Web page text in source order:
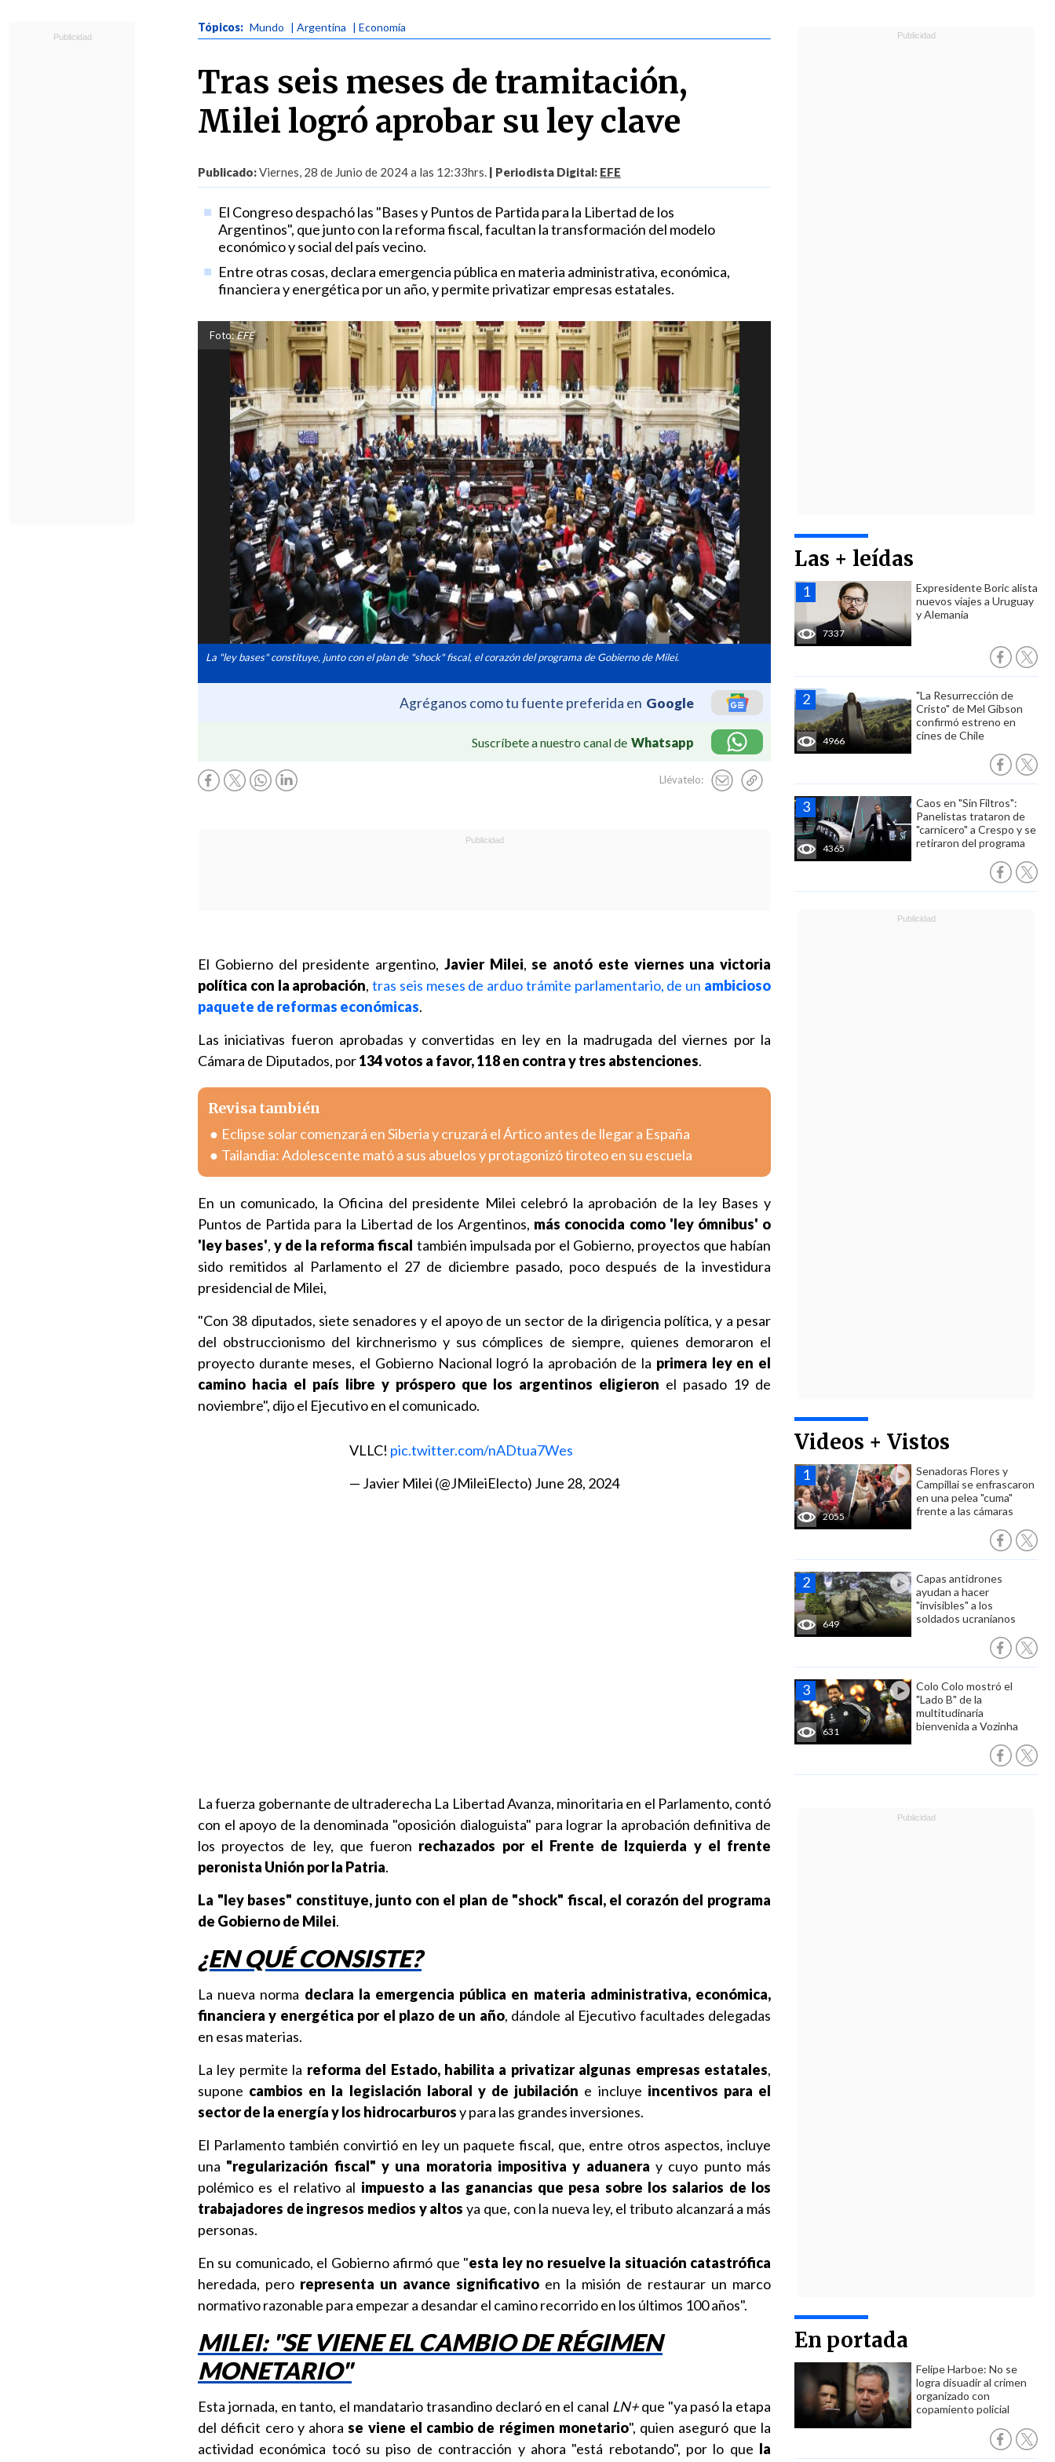
Tópicos: Mundo | Argentina | Economía
Tras seis meses de tramitación,
Milei logró aprobar su ley clave
Publicado:Viernes, 28 de Junio de 2024 a las 12:33hrs. | Periodista Digital: EFE
El Congreso despachó las "Bases y Puntos de Partida para la Libertad de los
Argentinos", que junto con la reforma fiscal, facultan la transformación del modelo
económico y social del país vecino.
Entre otras cosas, declara emergencia pública en materia administrativa, económica,
financiera y energética por un año, y permite privatizar empresas estatales.
Foto:EFE
La "ley bases" constituye, junto con el plan de "shock" fiscal, el corazón del programa de Gobierno de Milei.
Agréganos como tu fuente preferida en Google
Suscríbete a nuestro canal de Whatsapp
Llévatelo:
Las + leídas
7337
Expresidente Boric alista
nuevos viajes a Uruguay
y Alemania
4966
"La Resurrección de
Cristo" de Mel Gibson
confirmó estreno en
cines de Chile
4365
Caos en "Sin Filtros":
Panelistas trataron de
"carnicero" a Crespo y se
retiraron del programa
Videos + Vistos
2055
Senadoras Flores y
Campillai se enfrascaron
en una pelea "cuma"
frente a las cámaras
649
Capas antidrones
ayudan a hacer
"invisibles" a los
soldados ucranianos
631
Colo Colo mostró el
"Lado B" de la
multitudinaria
bienvenida a Vozinha
En portada
Felipe Harboe: No se
logra disuadir al crimen
organizado con
copamiento policial
El Gobierno del presidente argentino, Javier Milei, se anotó este viernes una victoria
política con la aprobación,tras seis meses de arduo trámite parlamentario, de un ambicioso
paquete de reformas económicas.
Las iniciativas fueron aprobadas y convertidas en ley en la madrugada del viernes por la
Cámara de Diputados, por134 votos a favor, 118 en contra y tres abstenciones.
Revisa también
Eclipse solar comenzará en Siberia y cruzará el Ártico antes de llegar a España
Tailandia: Adolescente mató a sus abuelos y protagonizó tiroteo en su escuela
En un comunicado, la Oficina del presidente Milei celebró la aprobación de la ley Bases y
Puntos de Partida para la Libertad de los Argentinos, más conocida como 'ley ómnibus' o
'ley bases',y de la reforma fiscal también impulsada por el Gobierno, proyectos que habían
sido remitidos al Parlamento el 27 de diciembre pasado, poco después de la investidura
presidencial de Milei,
"Con 38 diputados, siete senadores y el apoyo de un sector de la dirigencia política, y a pesar
del obstruccionismo del kirchnerismo y sus cómplices de siempre, quienes demoraron el
proyecto durante meses, el Gobierno Nacional logró la aprobación de la primera ley en el
camino hacia el país libre y próspero que los argentinos eligieron el pasado 19 de
noviembre", dijo el Ejecutivo en el comunicado.
VLLC! pic.twitter.com/nADtua7Wes
— Javier Milei (@JMileiElecto) June 28, 2024
La fuerza gobernante de ultraderecha La Libertad Avanza, minoritaria en el Parlamento, contó
con el apoyo de la denominada "oposición dialoguista" para lograr la aprobación definitiva de
los proyectos de ley, que fueron rechazados por el Frente de Izquierda y el frente
peronista Unión por la Patria.
La "ley bases" constituye, junto con el plan de "shock" fiscal, el corazón del programa
de Gobierno de Milei.
¿EN QUÉ CONSISTE?
La nueva norma declara la emergencia pública en materia administrativa, económica,
financiera y energética por el plazo de un año, dándole al Ejecutivo facultades delegadas
en esas materias.
La ley permite la reforma del Estado, habilita a privatizar algunas empresas estatales,
supone cambios en la legislación laboral y de jubilación e incluye incentivos para el
sector de la energía y los hidrocarburosy para las grandes inversiones.
El Parlamento también convirtió en ley un paquete fiscal, que, entre otros aspectos, incluye
una "regularización fiscal" y una moratoria impositiva y aduanera y cuyo punto más
polémico es el relativo al impuesto a las ganancias que pesa sobre los salarios de los
trabajadores de ingresos medios y altos ya que, con la nueva ley, el tributo alcanzará a más
personas.
En su comunicado, el Gobierno afirmó que "esta ley no resuelve la situación catastrófica
heredada, pero representa un avance significativo en la misión de restaurar un marco
normativo razonable para empezar a desandar el camino recorrido en los últimos 100 años".
MILEI: "SE VIENE EL CAMBIO DE RÉGIMEN
MONETARIO"
Esta jornada, en tanto, el mandatario trasandino declaró en el canal LN+que "ya pasó la etapa
del déficit cero y ahorase viene el cambio de régimen monetario", quien aseguró que la
actividad económica tocó su piso de contracción y ahora "está rebotando", por lo que la